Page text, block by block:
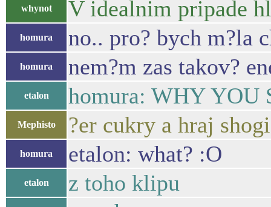
whynot V idealnim pripade
homura no.. pro? bych m?la
homura nem?m zas takov?
etalon homura: WHY YOU
Mephisto ?er cukry a hraj
homura etalon: what? :O
etalon z toho klipu